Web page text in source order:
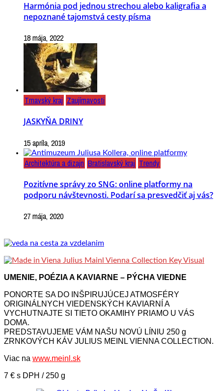
Harmónia pod jednou strechou alebo kaligrafia a
nepoznané tajomstvá cesty písma
18 mája, 2022
Trnavský kraj Zaujímavosti
JASKYŇA DRINY
15 apríla, 2019
Architektúra a dizajn Bratislavský kraj Trendy
Pozitívne správy zo SNG: online platformy na
podporu návštevnosti. Podarí sa presvedčiť aj vás?
27 mája, 2020
UMENIE, POÉZIA A KAVIARNE – PÝCHA VIEDNE
PONORTE SA DO INŠPIRUJÚCEJ ATMOSFÉRY
ORIGINÁLNYCH VIEDENSKÝCH KAVIARNÍ A
VYCHUTNAJTE SI TIETO OKAMIHY PRIAMO U VÁS
DOMA.
PREDSTAVUJEME VÁM NAŠU NOVÚ LÍNIU 250 g
ZRNKOVÝCH KÁV JULIUS MEINL VIENNA COLLECTION.
Viac na www.meinl.sk
7 € s DPH / 250 g